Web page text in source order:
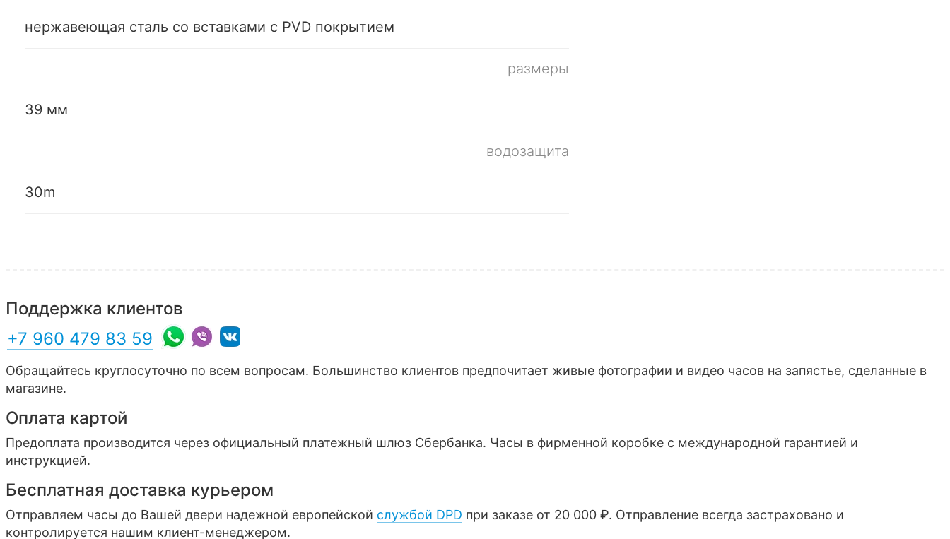
нержавеющая сталь со вставками с PVD покрытием
размеры
39 мм
водозащита
30m
Поддержка клиентов
+7 960 479 83 59
Обращайтесь круглосуточно по всем вопросам. Большинство клиентов предпочитает живые фотографии и видео часов на запястье, сделанные в
магазине.
Оплата картой
Предоплата производится через официальный платежный шлюз Сбербанка. Часы в фирменной коробке с международной гарантией и
инструкцией.
Бесплатная доставка курьером
Отправляем часы до Вашей двери надежной европейской службой DPD при заказе от 20 000 ₽. Отправление всегда застраховано и
контролируется нашим клиент-менеджером.